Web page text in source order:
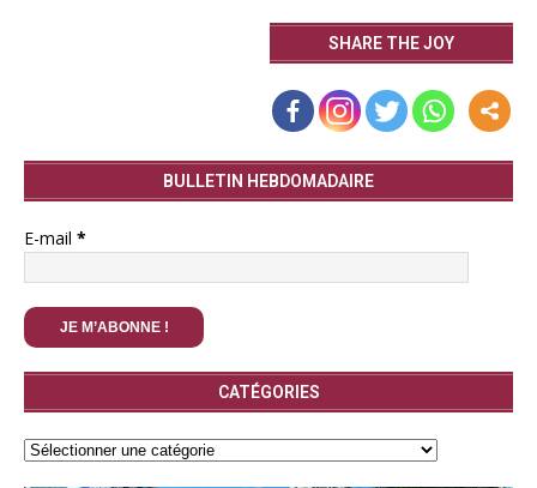
SHARE THE JOY
BULLETIN HEBDOMADAIRE
E-mail *
CATÉGORIES